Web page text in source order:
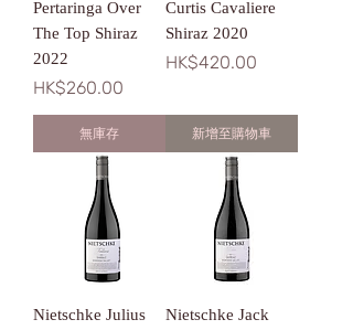
Pertaringa Over
The Top Shiraz
2022
價格
HK$260.00
無庫存
Curtis Cavaliere
Shiraz 2020
價格
HK$420.00
新增至購物車
Nietschke Julius
Nietschke Jack